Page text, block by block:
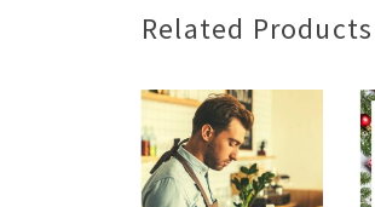
Related Products